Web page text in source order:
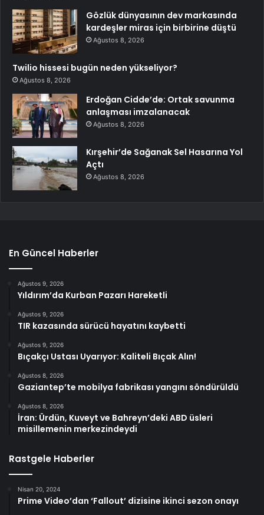
Gözlük dünyasının dev markasında
kardeşler miras için birbirine düştü
Ağustos 8, 2026
Twilio hissesi bugün neden yükseliyor?
Ağustos 8, 2026
Erdoğan Cidde’de: Ortak savunma
anlaşması imzalanacak
Ağustos 8, 2026
Kırşehir’de Sağanak Sel Hasarına Yol
Açtı
Ağustos 8, 2026
En Güncel Haberler
Ağustos 9, 2026
Yıldırım’da Kurban Pazarı Hareketli
Ağustos 9, 2026
TIR kazasında sürücü hayatını kaybetti
Ağustos 9, 2026
Bıçakçı Ustası Uyarıyor: Kaliteli Bıçak Alın!
Ağustos 8, 2026
Gaziantep’te mobilya fabrikası yangını söndürüldü
Ağustos 8, 2026
İran: Ürdün, Kuveyt ve Bahreyn’deki ABD üsleri
misillemenin merkezindeydi
Rastgele Haberler
Nisan 20, 2024
Prime Video’dan ‘Fallout’ dizisine ikinci sezon onayı